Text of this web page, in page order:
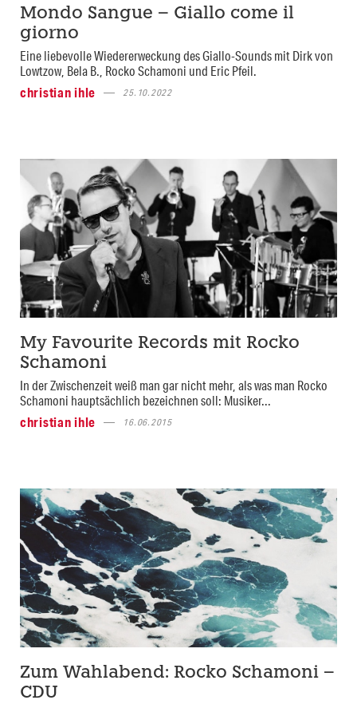
Mondo Sangue – Giallo come il
giorno
Eine liebevolle Wiedererweckung des Giallo-Sounds mit Dirk von
Lowtzow, Bela B., Rocko Schamoni und Eric Pfeil.
christian ihle
25.10.2022
My Favourite Records mit Rocko
Schamoni
In der Zwischenzeit weiß man gar nicht mehr, als was man Rocko
Schamoni hauptsächlich bezeichnen soll: Musiker...
christian ihle
16.06.2015
Zum Wahlabend: Rocko Schamoni –
CDU